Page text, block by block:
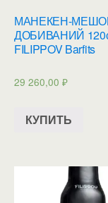
МАНЕКЕН-
ДОБИВАНИЙ
FILIPPOV Barfits
29 260,00 ₽
КУПИТЬ